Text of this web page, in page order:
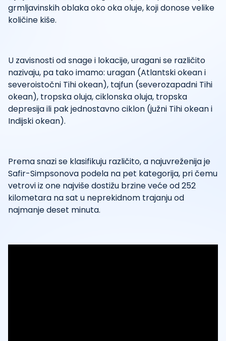
grmljavinskih oblaka oko oka oluje, koji donose velike
količine kiše.
U zavisnosti od snage i lokacije, uragani se različito
nazivaju, pa tako imamo: uragan (Atlantski okean i
severoistočni Tihi okean), tajfun (severozapadni Tihi
okean), tropska oluja, ciklonska oluja, tropska
depresija ili pak jednostavno ciklon (južni Tihi okean i
Indijski okean).
Prema snazi se klasifikuju različito, a najuvreženija je
Safir-Simpsonova podela na pet kategorija, pri čemu
vetrovi iz one najviše dostižu brzine veće od 252
kilometara na sat u neprekidnom trajanju od
najmanje deset minuta.